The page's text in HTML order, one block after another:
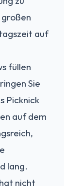
auf
füllen
Sie
Picknick
auf dem
lang.
nicht